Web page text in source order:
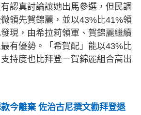
認真討論讓她出馬參選，但民調
領先賀錦麗，並以43%比41%領
現，由希拉莉領軍、賀錦麗繼續
有優勢。「希賀配」能以43%比
持度也比拜登－賀錦麗組合高出
今離棄 佐治古尼撰文勸拜登退